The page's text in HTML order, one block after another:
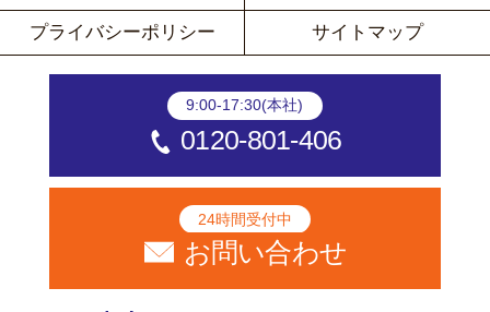
プライバシーポリシー サイトマップ
9:00-17:30(本社)
0120-801-406
24時間受付中
お問い合わせ